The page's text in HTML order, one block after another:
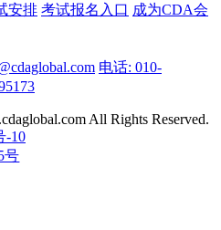
安排 考试报名入口 成为CDA会
电话: 010-
All Rights Reserved.
-10
号